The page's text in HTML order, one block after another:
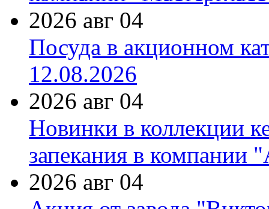
2026 авг 04
Посуда в акционном
12.08.2026
2026 авг 04
Новинки в коллекции
запекания в компании
2026 авг 04